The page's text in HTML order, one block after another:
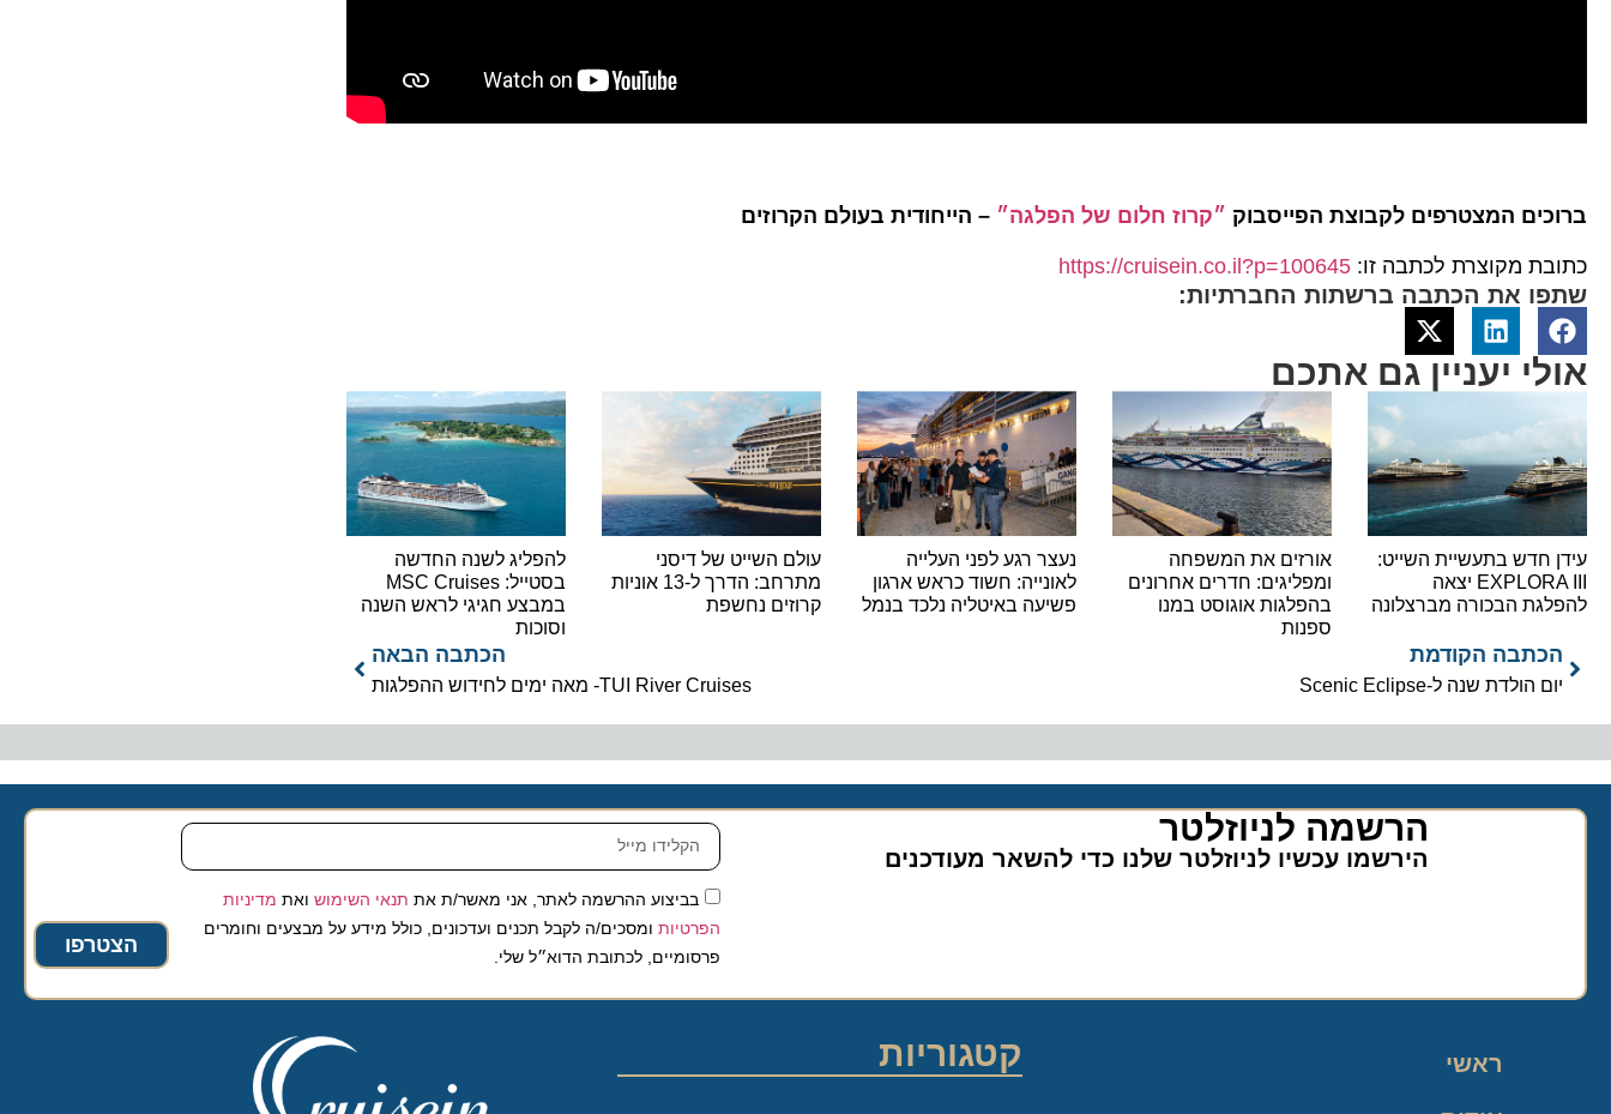
ברוכים המצטרפים לקבוצת הפייסבוק ״קרוז חלום של הפלגה״ – הייחודית בעולם הקרוזים
כתובת מקוצרת לכתבה זו:https://cruisein.co.il?p=100645
שתפו את הכתבה ברשתות החברתיות:
אולי יעניין גם אתכם
עידן חדש בתעשיית השייט:
EXPLORA III יצאה
להפלגת הבכורה מברצלונה
אורזים את המשפחה
ומפליגים: חדרים אחרונים
בהפלגות אוגוסט במנו
ספנות
נעצר רגע לפני העלייה
לאונייה: חשוד כראש ארגון
פשיעה באיטליה נלכד בנמל
עולם השייט של דיסני
מתרחב: הדרך ל-13 אוניות
קרוזים נחשפת
להפליג לשנה החדשה
בסטייל: MSC Cruises
במבצע חגיגי לראש השנה
וסוכות
הכתבה הקודמת
יום הולדת שנה ל-Scenic Eclipse
הכתבה הבאה
TUI River Cruises- מאה ימים לחידוש ההפלגות
הרשמה לניוזלטר​
הירשמו עכשיו לניוזלטר שלנו כדי להשאר מעודכנים
בביצוע ההרשמה לאתר, אני מאשר/ת את תנאי השימושואת מדיניות
הפרטיותומסכים/ה לקבל תכנים ועדכונים, כולל מידע על מבצעים וחומרים
פרסומיים, לכתובת הדוא״ל שלי.
הצטרפו
קטגוריות ראשי